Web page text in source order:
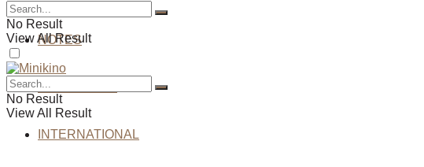
NOTES
INTERVIEWS
INTERNATIONAL
No Result
View All Result
No Result
View All Result